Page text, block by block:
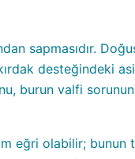
sapmasıdır.
desteğindeki
burun valfi
eğri olabilir; bunun